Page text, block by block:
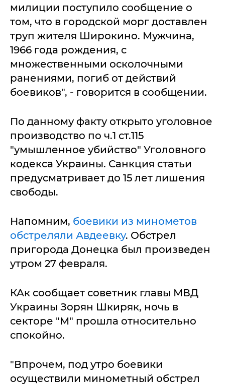
милиции поступило сообщение о
том, что в городской морг доставлен
труп жителя Широкино. Мужчина,
1966 года рождения, с
множественными осколочными
ранениями, погиб от действий
боевиков", - говорится в сообщении.
По данному факту открыто уголовное
производство по ч.1 ст.115
"умышленное убийство" Уголовного
кодекса Украины. Санкция статьи
предусматривает до 15 лет лишения
свободы.
Напомним, боевики из минометов
обстреляли Авдеевку. Обстрел
пригорода Донецка был произведен
утром 27 февраля.
КАк сообщает советник главы МВД
Украины Зорян Шкиряк, ночь в
секторе "М" прошла относительно
спокойно.
"Впрочем, под утро боевики
осуществили минометный обстрел